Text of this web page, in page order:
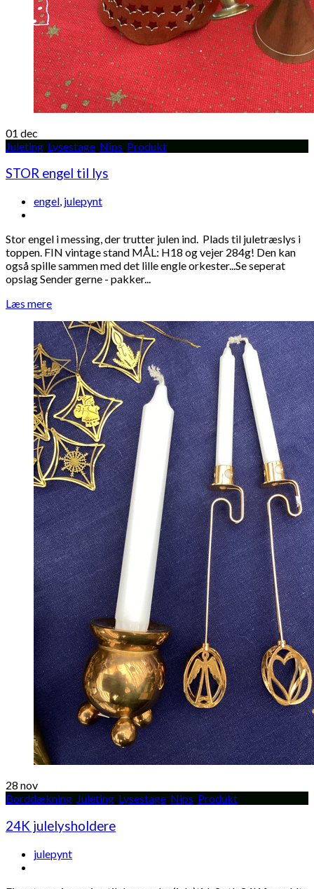
01 dec
Juleting Lysestage Nips Produkt
STOR engel til lys
engel, julepynt
Stor engel i messing, der trutter julen ind. Plads til juletræslys i
toppen. FIN vintage stand MÅL: H18 og vejer 284g! Den kan
også spille sammen med det lille engle orkester...Se seperat
opslag Sender gerne - pakker...
Læs mere
28 nov
Borddækning Juleting Lysestage Nips Produkt
24K julelysholdere
julepynt